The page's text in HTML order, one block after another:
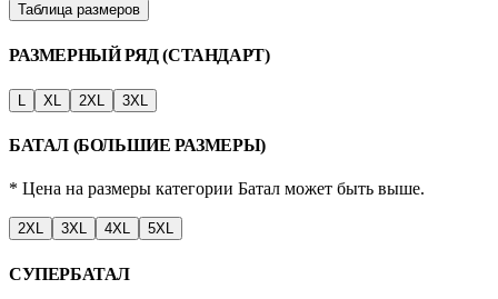
Таблица размеров
РАЗМЕРНЫЙ РЯД (СТАНДАРТ)
XL 2XL 3XL
БАТАЛ (БОЛЬШИЕ РАЗМЕРЫ)
* Цена на размеры категории Батал может быть выше.
2XL 3XL 4XL 5XL
СУПЕРБАТАЛ